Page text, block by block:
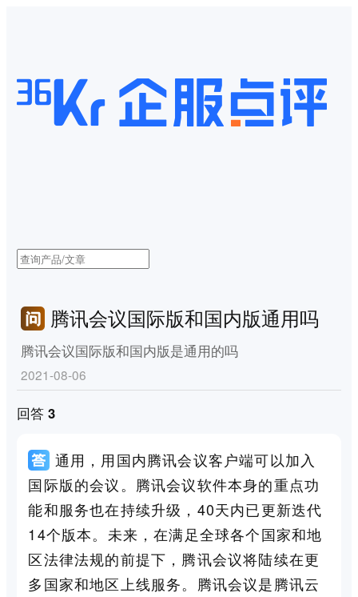
腾讯会议国际版和国内版通用吗
腾讯会议国际版和国内版是通用的吗
2021-08-06
回答 3
通用，用国内腾讯会议客户端可以加入
国际版的会议。腾讯会议软件本身的重点功
能和服务也在持续升级，40天内已更新迭代
14个版本。未来，在满足全球各个国家和地
区法律法规的前提下，腾讯会议将陆续在更
多国家和地区上线服务。腾讯会议是腾讯云